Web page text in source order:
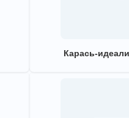
Карась-